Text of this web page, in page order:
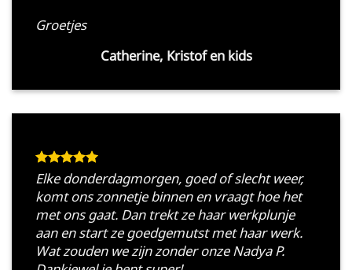
Groetjes
Catherine, Kristof en kids
Elke donderdagmorgen, goed of slecht weer,
komt ons zonnetje binnen en vraagt hoe het
met ons gaat. Dan trekt ze haar werkplunje
aan en start ze goedgemutst met haar werk.
Wat zouden we zijn zonder onze Nadya P.